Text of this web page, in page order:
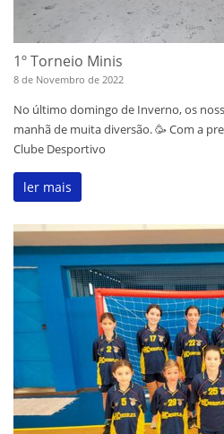
1º Torneio Minis
8 de Novembro de 2022
No último domingo de Inverno, os
manhã de muita diversão. 🥳 Com a
Clube Desportivo
ler mais